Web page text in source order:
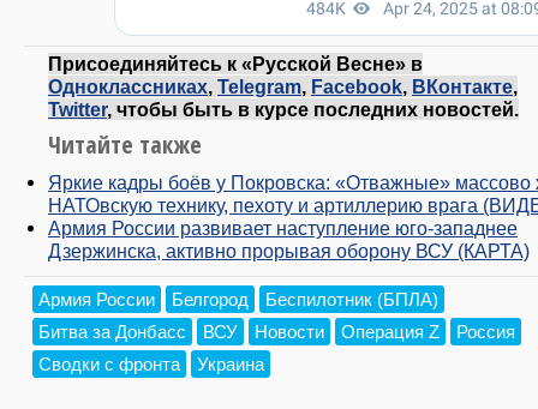
Присоединяйтесь к «Русской Весне» в
Одноклассниках, Telegram, Facebook, ВКонтакте,
Twitter, чтобы быть в курсе последних новостей.
Читайте также
Яркие кадры боёв у Покровска: «Отважные» массово
НАТОвскую технику, пехоту и артиллерию врага
Армия России развивает наступление юго-западнее
Дзержинска, активно прорывая оборону ВСУ (КАРТА)
Армия России Белгород
Беспилотник (БПЛА)
Битва за Донбасс
ВСУ Новости Операция Z
Россия
Сводки с фронта
Украина